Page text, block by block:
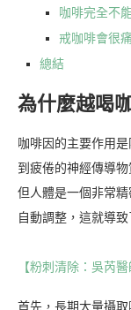
咖啡完全不
戒咖啡會很
總結
為什麼越喝
咖啡因的主要作用
到疲倦的神經傳導
但人體是一個非常
自動調整，這就導致
【粉刺清除：吳芮
首先，長期大量攝